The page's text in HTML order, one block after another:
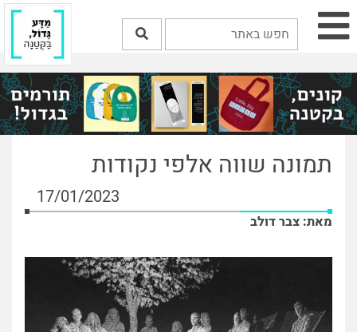
תמונה שווה אלפי נקודות
17/01/2023
מאת: צבר דולב